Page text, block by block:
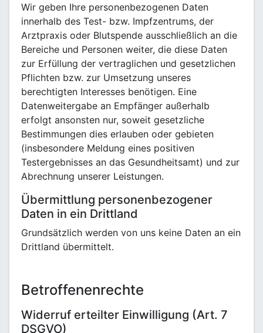
Wir geben Ihre personenbezogenen Daten
innerhalb des Test- bzw. Impfzentrums, der
Arztpraxis oder Blutspende ausschließlich an die
Bereiche und Personen weiter, die diese Daten
zur Erfüllung der vertraglichen und gesetzlichen
Pflichten bzw. zur Umsetzung unseres
berechtigten Interesses benötigen. Eine
Datenweitergabe an Empfänger außerhalb
erfolgt ansonsten nur, soweit gesetzliche
Bestimmungen dies erlauben oder gebieten
(insbesondere Meldung eines positiven
Testergebnisses an das Gesundheitsamt) und zur
Abrechnung unserer Leistungen.
Übermittlung personenbezogener
Daten in ein Drittland
Grundsätzlich werden von uns keine Daten an ein
Drittland übermittelt.
Betroffenenrechte
Widerruf erteilter Einwilligung (Art. 7
DSGVO)